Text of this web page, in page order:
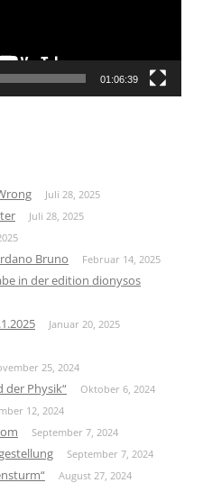
01:06:39
Juli 28, 2025
Juli 28, 2025
Bruno Februar 14, 2025
in der edition dionysos
Januar 20, 2025
25, 2024
der Physik“ Oktober 6, 2024
12, 2024
September 7, 2024
September 7, 2024
August 27, 2024